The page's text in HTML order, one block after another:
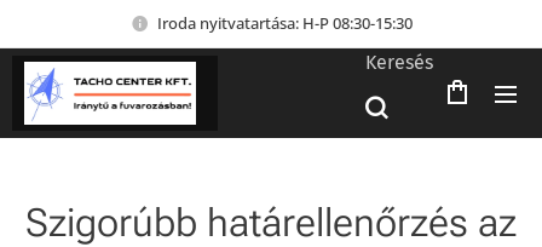
Iroda nyitvatartása: H-P 08:30-15:30
Keresés
Szigorúbb határellenőrzés az